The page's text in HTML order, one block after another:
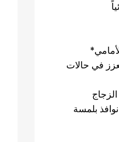
في حالات
بلمسة